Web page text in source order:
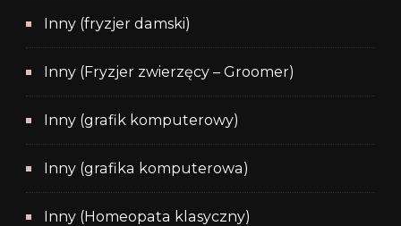
Inny (fryzjer damski)
Inny (Fryzjer zwierzęcy – Groomer)
Inny (grafik komputerowy)
Inny (grafika komputerowa)
Inny (Homeopata klasyczny)